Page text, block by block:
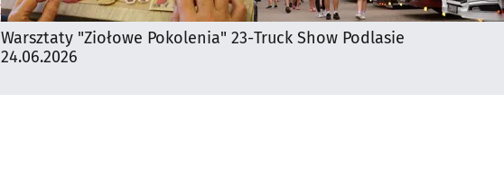
Warsztaty "Ziołowe Pokolenia" 23-
24.06.2026
Truck Show Podlasie